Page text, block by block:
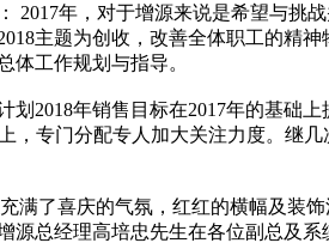
年，对于增源来说是希望与挑
主题为创收，改善全体职工的精神
体工作规划与指导。
2018年销售目标在2017年的基础
专门分配专人加大关注力度。继
满了喜庆的气氛，红红的横幅及装
总经理高培忠先生在各位副总及